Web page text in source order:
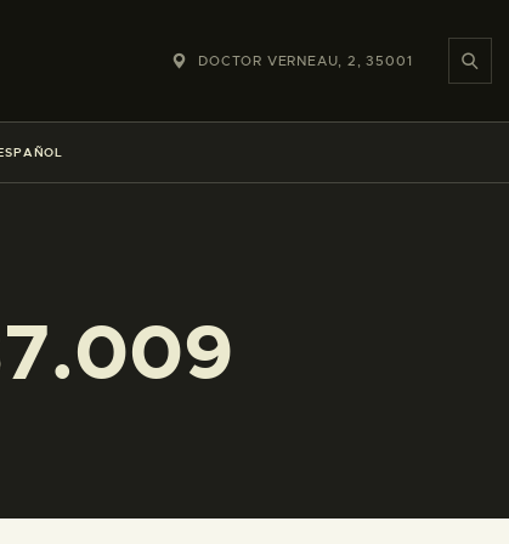
DOCTOR VERNEAU, 2, 35001